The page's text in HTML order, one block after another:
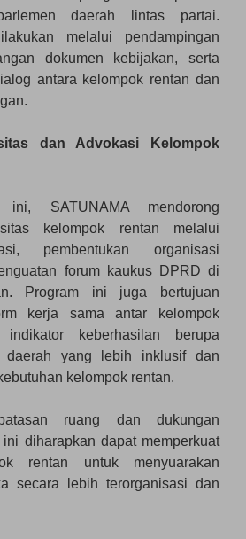
daerah lintas partai.
melalui pendampingan
dokumen kebijakan, serta
antara kelompok rentan dan
dan Advokasi Kelompok
ini, SATUNAMA mendorong
kelompok rentan melalui
pembentukan organisasi
forum kaukus DPRD di
Program ini juga bertujuan
kerja sama antar kelompok
keberhasilan berupa
daerah yang lebih inklusif dan
kelompok rentan.
ruang dan dukungan
diharapkan dapat memperkuat
rentan untuk menyuarakan
secara lebih terorganisasi dan